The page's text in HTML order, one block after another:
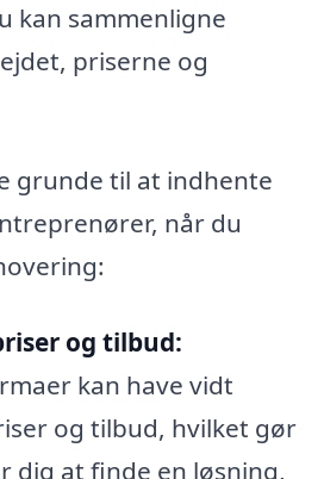
kan sammenligne
priserne og
grunde til at indhente
når du
og tilbud:
kan have vidt
og tilbud, hvilket gør
dig at finde en løsning,